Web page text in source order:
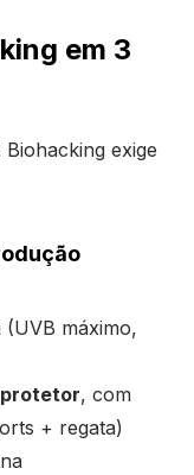
em 3
exige
(UVB máximo,
, com
+ regata)